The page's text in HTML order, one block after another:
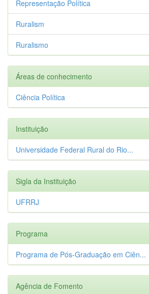
Representação Política
Ruralism
Ruralismo
Áreas de conhecimento
Ciência Política
Instituição
Universidade Federal Rural do Rio...
Sigla da Instituição
UFRRJ
Programa
Programa de Pós-Graduação em Ciên...
Agência de Fomento